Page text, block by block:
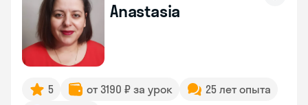
Anastasia
5 от 3190 ₽ за урок
25 лет опыта